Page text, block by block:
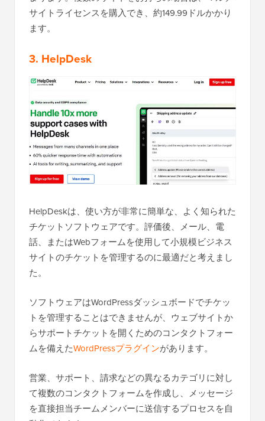
サイトライセンスを購入でき、約149.99ドルかかり
ます。
3. HelpDesk
HelpDeskは、使い方が非常に簡単な、よく知られた
チケットソフトウェアです。評価後、メール、電
話、またはWebフォームを使用して小規模ビジネス
サイトのチケットを管理するのに最適だと考えまし
た。
ソフトウェアはWordPressダッシュボードでチケッ
トを管理することはできませんが、ウェブサイトか
らサポートチケットを開くためのコンタクトフォー
ムを備えたWordPressプラグインがあります。
営業、サポート、請求などの異なるカテゴリに対し
て複数のコンタクトフォームを作成し、メッセージ
を直接担当チームメンバーに送信するプロセスを自